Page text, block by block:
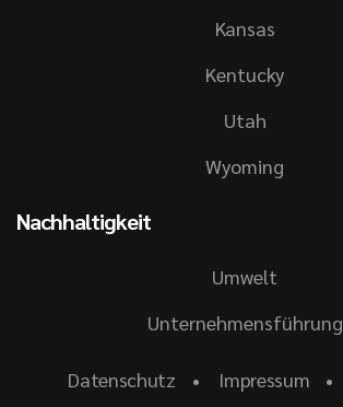
Kansas
Kentucky
Utah
Wyoming
Nachhaltigkeit
Umwelt
Unternehmensführung
Datenschutz Impressum